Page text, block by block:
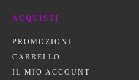
ACQUISTI
PROMOZIONI
CARRELLO
IL MIO ACCOUNT